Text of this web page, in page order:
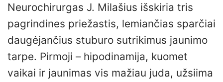
Neurochirurgas J. Milašius išskiria tris
pagrindines priežastis, lemiančias sparčiai
daugėjančius stuburo sutrikimus jaunimo
tarpe. Pirmoji – hipodinamija, kuomet
vaikai ir jaunimas vis mažiau juda, užsiima